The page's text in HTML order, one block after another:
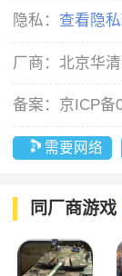
隐私： 查看隐
厂商：北京华
备案： 京ICP备
需要网络
同厂商游戏